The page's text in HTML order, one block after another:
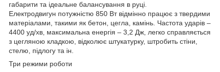
габарити та ідеальне балансування в руці.
Електродвигун потужністю 850 Вт відмінно працює з твердими
матеріалами, такими як бетон, цегла, камінь. Частота ударів –
4400 уд/хв, максимальна енергія – 3,2 Дж, легко справляється
з цегляною кладкою, відколює штукатурку, штробить стіни,
стелю, підлогу та ін.
Три режими роботи